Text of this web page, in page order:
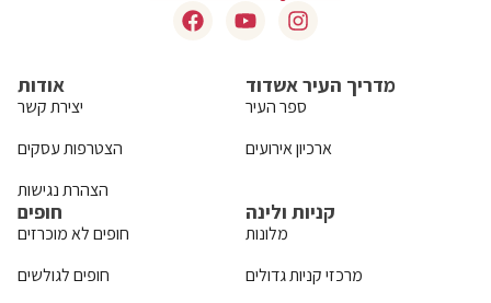
אודות
יצירת קשר
הצטרפות עסקים
הצהרת נגישות
מדריך העיר אשדוד
ספר העיר
ארכיון אירועים
חופים
חופים לא מוכרזים
חופים לגולשים
קניות ולינה
מלונות
מרכזי קניות גדולים